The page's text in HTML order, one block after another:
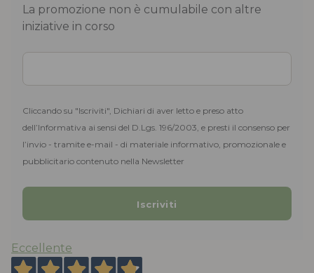
La promozione non è cumulabile con altre
iniziative in corso
Cliccando su "Iscriviti", Dichiari di aver letto e preso atto
dell’Informativa ai sensi del D.Lgs. 196/2003, e presti il consenso per
l’invio - tramite e-mail - di materiale informativo, promozionale e
pubblicitario contenuto nella Newsletter
Eccellente